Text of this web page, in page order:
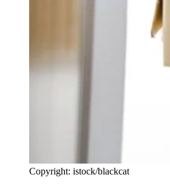
Copyright: istock/blackcat